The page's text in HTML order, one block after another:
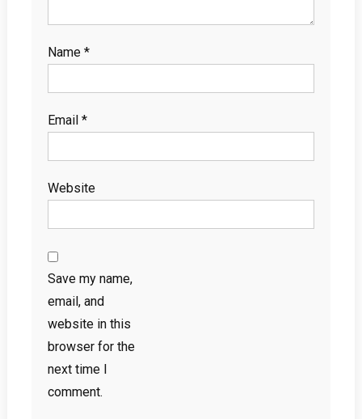
Name *
Email *
Website
Save my name,
email, and
website in this
browser for the
next time I
comment.